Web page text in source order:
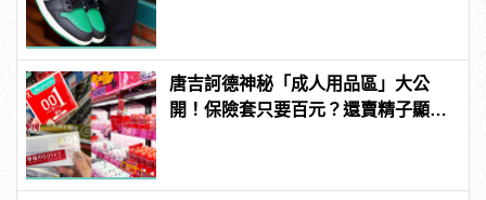
唐吉訶德神秘「成人用品區」大公
開！保險套只要百元？還賣精子顯微